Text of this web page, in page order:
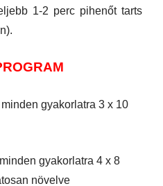
1-2 perc pihenőt tarts
gyakorlatra 3 x 10
gyakorlatra 4 x 8
növelve